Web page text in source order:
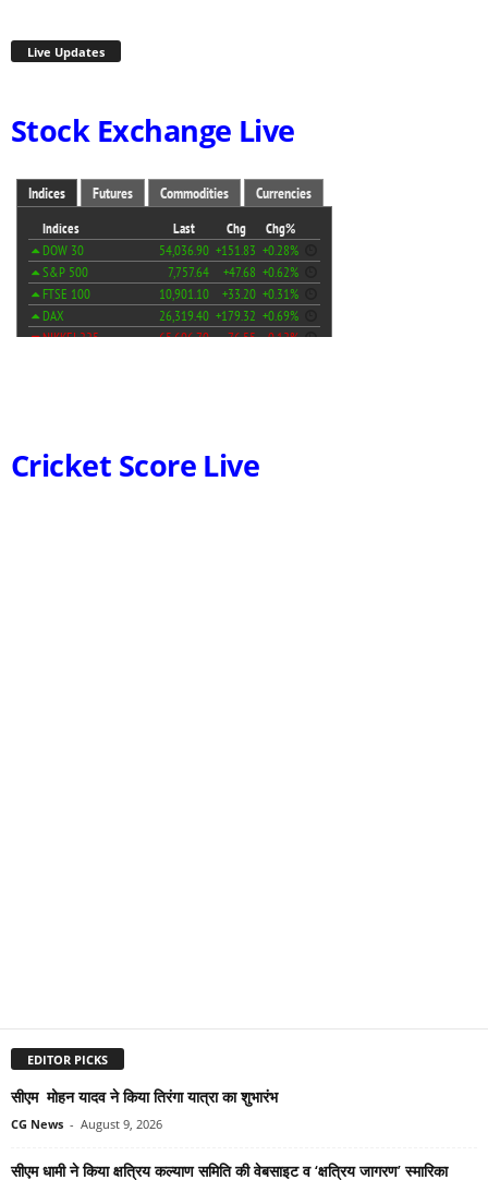
Live Updates
Stock Exchange Live
Cricket Score Live
EDITOR PICKS
सीएम मोहन यादव ने किया तिरंगा यात्रा का शुभारंभ
CG News - August 9, 2026
सीएम धामी ने किया क्षत्रिय कल्याण समिति की वेबसाइट व ‘क्षत्रिय जागरण’ स्मारिका